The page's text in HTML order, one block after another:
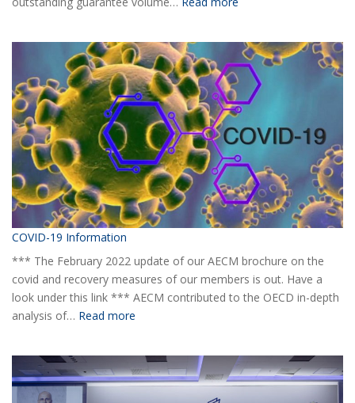
yearly
Statistical
Report
H1
2020
COVID-19 Information
*** The February 2022 update of our AECM brochure on the
covid and recovery measures of our members is out. Have a
look under this link *** AECM contributed to the OECD in-depth
analysis of… Read more
Information